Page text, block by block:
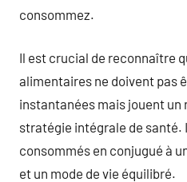
consommez.
Il est crucial de reconnaître
alimentaires ne doivent pas
instantanées mais jouent un
stratégie intégrale de santé.
consommés en conjugué à
et un mode de vie équilibré.